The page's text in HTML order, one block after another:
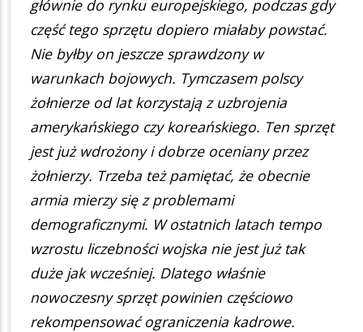
głównie do rynku europejskiego, podczas gdy
część tego sprzętu dopiero miałaby powstać.
Nie byłby on jeszcze sprawdzony w
warunkach bojowych. Tymczasem polscy
żołnierze od lat korzystają z uzbrojenia
amerykańskiego czy koreańskiego. Ten sprzęt
jest już wdrożony i dobrze oceniany przez
żołnierzy. Trzeba też pamiętać, że obecnie
armia mierzy się z problemami
demograficznymi. W ostatnich latach tempo
wzrostu liczebności wojska nie jest już tak
duże jak wcześniej. Dlatego właśnie
nowoczesny sprzęt powinien częściowo
rekompensować ograniczenia kadrowe.